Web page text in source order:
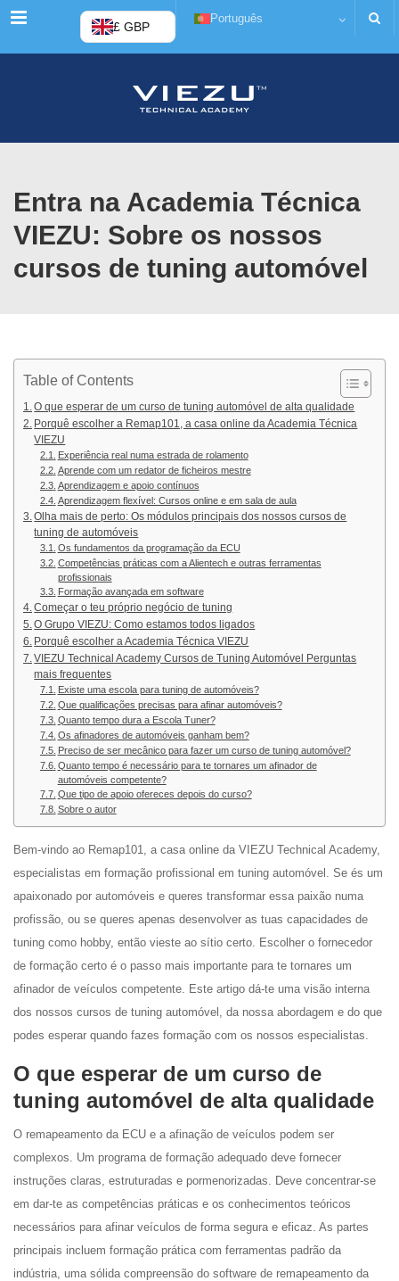
Cardápio £ GBP
Português
Entra na Academia Técnica
VIEZU: Sobre os nossos
cursos de tuning automóvel
Table of Contents
O que esperar de um curso de tuning automóvel de alta qualidade
Porquê escolher a Remap101, a casa online da Academia Técnica
VIEZU
Experiência real numa estrada de rolamento
Aprende com um redator de ficheiros mestre
Aprendizagem e apoio contínuos
Aprendizagem flexível: Cursos online e em sala de aula
Olha mais de perto: Os módulos principais dos nossos cursos de
tuning de automóveis
Os fundamentos da programação da ECU
Competências práticas com a Alientech e outras ferramentas
profissionais
Formação avançada em software
Começar o teu próprio negócio de tuning
O Grupo VIEZU: Como estamos todos ligados
Porquê escolher a Academia Técnica VIEZU
VIEZU Technical Academy Cursos de Tuning Automóvel Perguntas
mais frequentes
Existe uma escola para tuning de automóveis?
Que qualificações precisas para afinar automóveis?
Quanto tempo dura a Escola Tuner?
Os afinadores de automóveis ganham bem?
Preciso de ser mecânico para fazer um curso de tuning automóvel?
Quanto tempo é necessário para te tornares um afinador de
automóveis competente?
Que tipo de apoio ofereces depois do curso?
Sobre o autor
Bem-vindo ao Remap101, a casa online da VIEZU Technical Academy,
especialistas em formação profissional em tuning automóvel. Se és um
apaixonado por automóveis e queres transformar essa paixão numa
profissão, ou se queres apenas desenvolver as tuas capacidades de
tuning como hobby, então vieste ao sítio certo. Escolher o fornecedor
de formação certo é o passo mais importante para te tornares um
afinador de veículos competente. Este artigo dá-te uma visão interna
dos nossos cursos de tuning automóvel, da nossa abordagem e do que
podes esperar quando fazes formação com os nossos especialistas.
O que esperar de um curso de
tuning automóvel de alta qualidade
O remapeamento da ECU e a afinação de veículos podem ser
complexos. Um programa de formação adequado deve fornecer
instruções claras, estruturadas e pormenorizadas. Deve concentrar-se
em dar-te as competências práticas e os conhecimentos teóricos
necessários para afinar veículos de forma segura e eficaz. As partes
principais incluem formação prática com ferramentas padrão da
indústria, uma sólida compreensão do software de remapeamento da